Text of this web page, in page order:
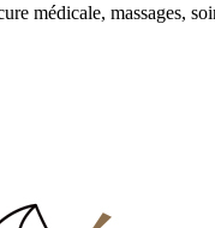
médicale, massages,